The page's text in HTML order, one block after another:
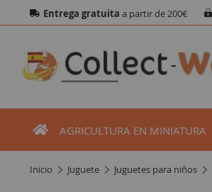
Entrega gratuita a partir de 200€
AGRICULTURA EN MINIATURA
inicio juguete juguetes para niños